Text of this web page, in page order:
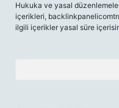
Hukuka ve yasal
içerikleri,
ilgili içerikler yasal süre